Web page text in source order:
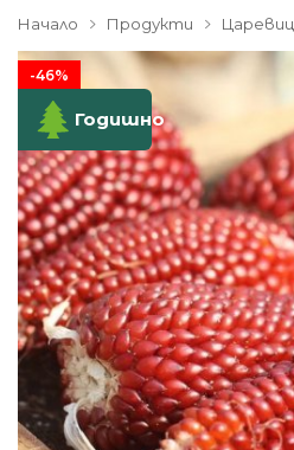
Начало Продукти
Годишно
-46%